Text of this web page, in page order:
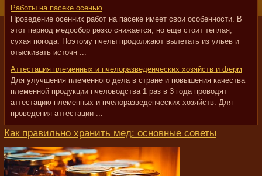
Работы на пасеке осенью
Проведение осенних работ на пасеке имеет свои особенности. В
этот период медосбор резко снижается, но еще стоит теплая,
сухая погода. Поэтому пчелы продолжают вылетать из ульев и
отыскивать источн ...
Аттестация племенных и пчелоразведенческих хозяйств и ферм
Для улучшения племенного дела в стране и повышения качества
племенной продукции пчеловодства 1 раз в 3 года проводят
аттестацию племенных и пчелоразведенческих хозяйств. Для
проведения аттестации ...
Как правильно хранить мед: основные советы